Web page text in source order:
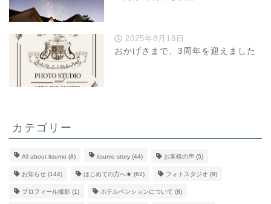
2025年8月18日
おかげさまで、3周年を迎えました
カテゴリー
All about itsumo (8) itsumo story (44) お客様の声 (5)
お知らせ (144) はじめての方へ★ (62) フォトスタジオ (9)
プロフィール撮影 (1) ホテルペンションについて (8)